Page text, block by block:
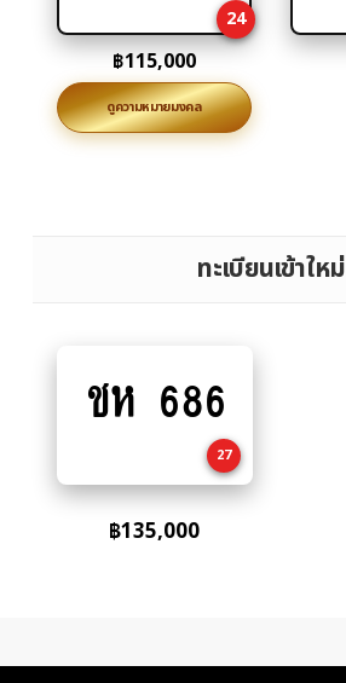
cart
24
฿115,000
ดูความหมายมงคล
ทะเบียนเข้าใหม่
to
ชห 686
27
฿135,000